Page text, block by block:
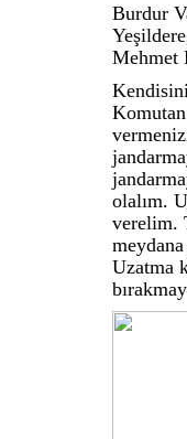
Burdur
Mehmet
Komutan
olalım.
verelim.
Uzatma